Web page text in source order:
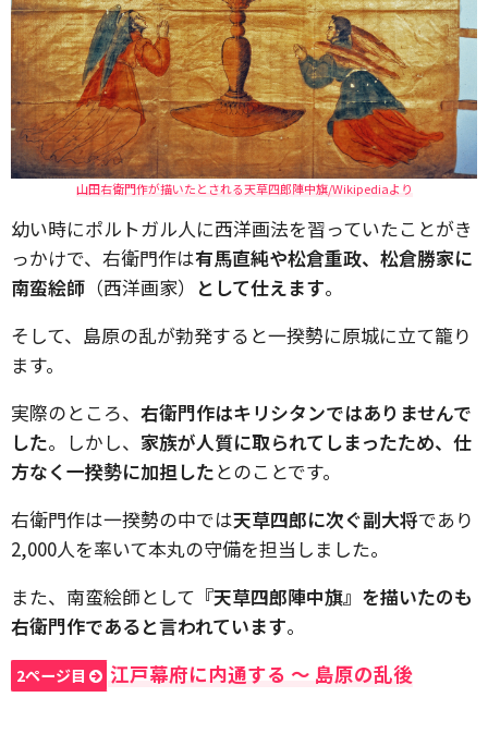
山田右衛門作が描いたとされる天草四郎陣中旗/Wikipediaより
幼い時にポルトガル人に西洋画法を習っていたことがき
っかけで、右衛門作は有馬直純や松倉重政、松倉勝家に
南蛮絵師 （西洋画家） として仕えます。
そして、島原の乱が勃発すると一揆勢に原城に立て籠り
ます。
実際のところ、 右衛門作はキリシタンではありませんで
した。しかし、 家族が人質に取られてしまったため、仕
方なく一揆勢に加担したとのことです。
右衛門作は一揆勢の中では天草四郎に次ぐ副大将であり
2,000人を率いて本丸の守備を担当しました。
また、南蛮絵師として 『天草四郎陣中旗』を描いたのも
右衛門作であると言われています。
2ページ目 江戸幕府に内通する 〜 島原の乱後